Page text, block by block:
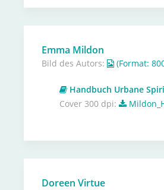
Emma Mildon
Bild des Autors: (Format:
Handbuch Urbane
Cover 300 dpi:
Doreen Virtue